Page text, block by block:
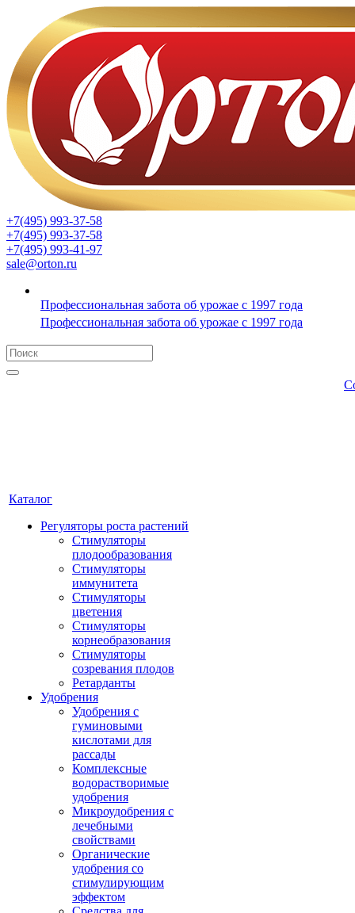
+7(495) 993-37-58
+7(495) 993-37-58
+7(495) 993-41-97
sale@orton.ru
Профессиональная забота об урожае с 1997 года
Профессиональная забота об урожае с 1997 года
Каталог
Регуляторы роста растений
Стимуляторы
плодообразования
Стимуляторы
иммунитета
Стимуляторы
цветения
Стимуляторы
корнеобразования
Стимуляторы
созревания плодов
Ретарданты
Удобрения
Удобрения с
гуминовыми
кислотами для
рассады
Комплексные
водорастворимые
удобрения
Микроудобрения с
лечебными
свойствами
Органические
удобрения со
стимулирующим
эффектом